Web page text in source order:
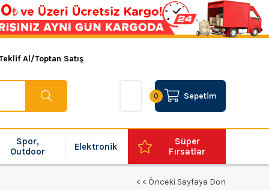
Al/Toptan Satış
Sepetim
0
Spor,
Outdoor
Elektronik
Süper
Fırsatlar
< < Önceki Sayfaya Dön